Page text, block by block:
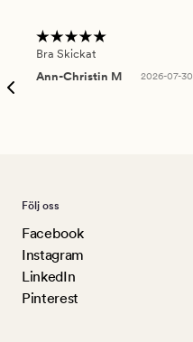
Bra Skickat
Ann-Christin M
2026-07-30
Följ oss
Facebook
Instagram
LinkedIn
Pinterest